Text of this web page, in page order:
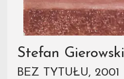
Stefan Gierowski
BEZ TYTUŁU, 2001